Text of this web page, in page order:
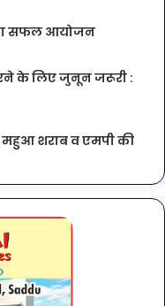
का सफल आयोजन
के लिए जुनून जरूरी :
शराब व एमपी की